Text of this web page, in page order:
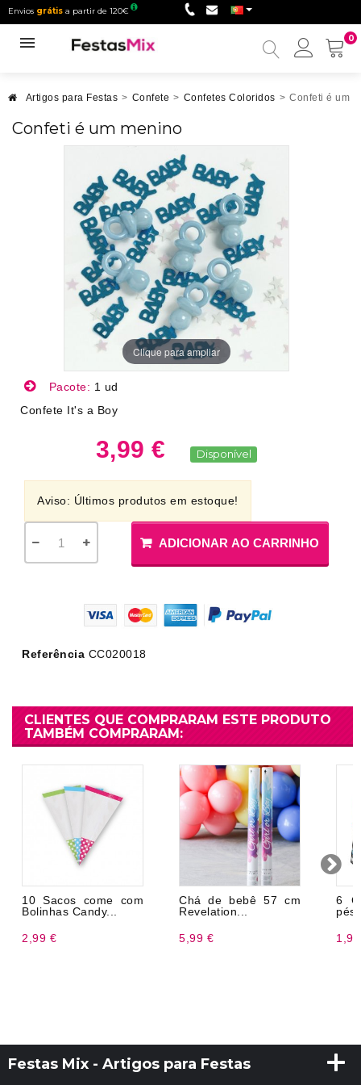
Envios grátis a partir de 120€
0
Minha
Artigos para Festas > Confete > Confetes Coloridos > Confeti é um
Confeti é um menino
Clique para ampliar
Pacote: 1 ud
Confete It's a Boy
3,99 € Disponível
Aviso: Últimos produtos em estoque!
ADICIONAR AO CARRINHO
Referência CC020018
CLIENTES QUE COMPRARAM ESTE PRODUTO
TAMBÉM COMPRARAM:
10 Sacos come com
Bolinhas Candy...
2,99 €
Chá de bebê 57 cm
Revelation...
5,99 €
6
pés
Festas Mix - Artigos para Festas